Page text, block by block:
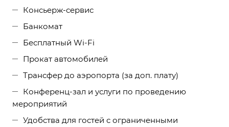
Консьерж-сервис
Банкомат
Бесплатный Wi-Fi
Прокат автомобилей
Трансфер до аэропорта (за доп. плату)
Конференц-зал и услуги по проведению
мероприятий
Удобства для гостей с ограниченными